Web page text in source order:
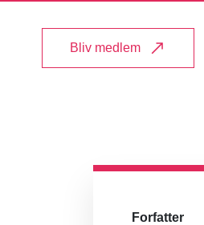
Bliv medlem
Forfatter